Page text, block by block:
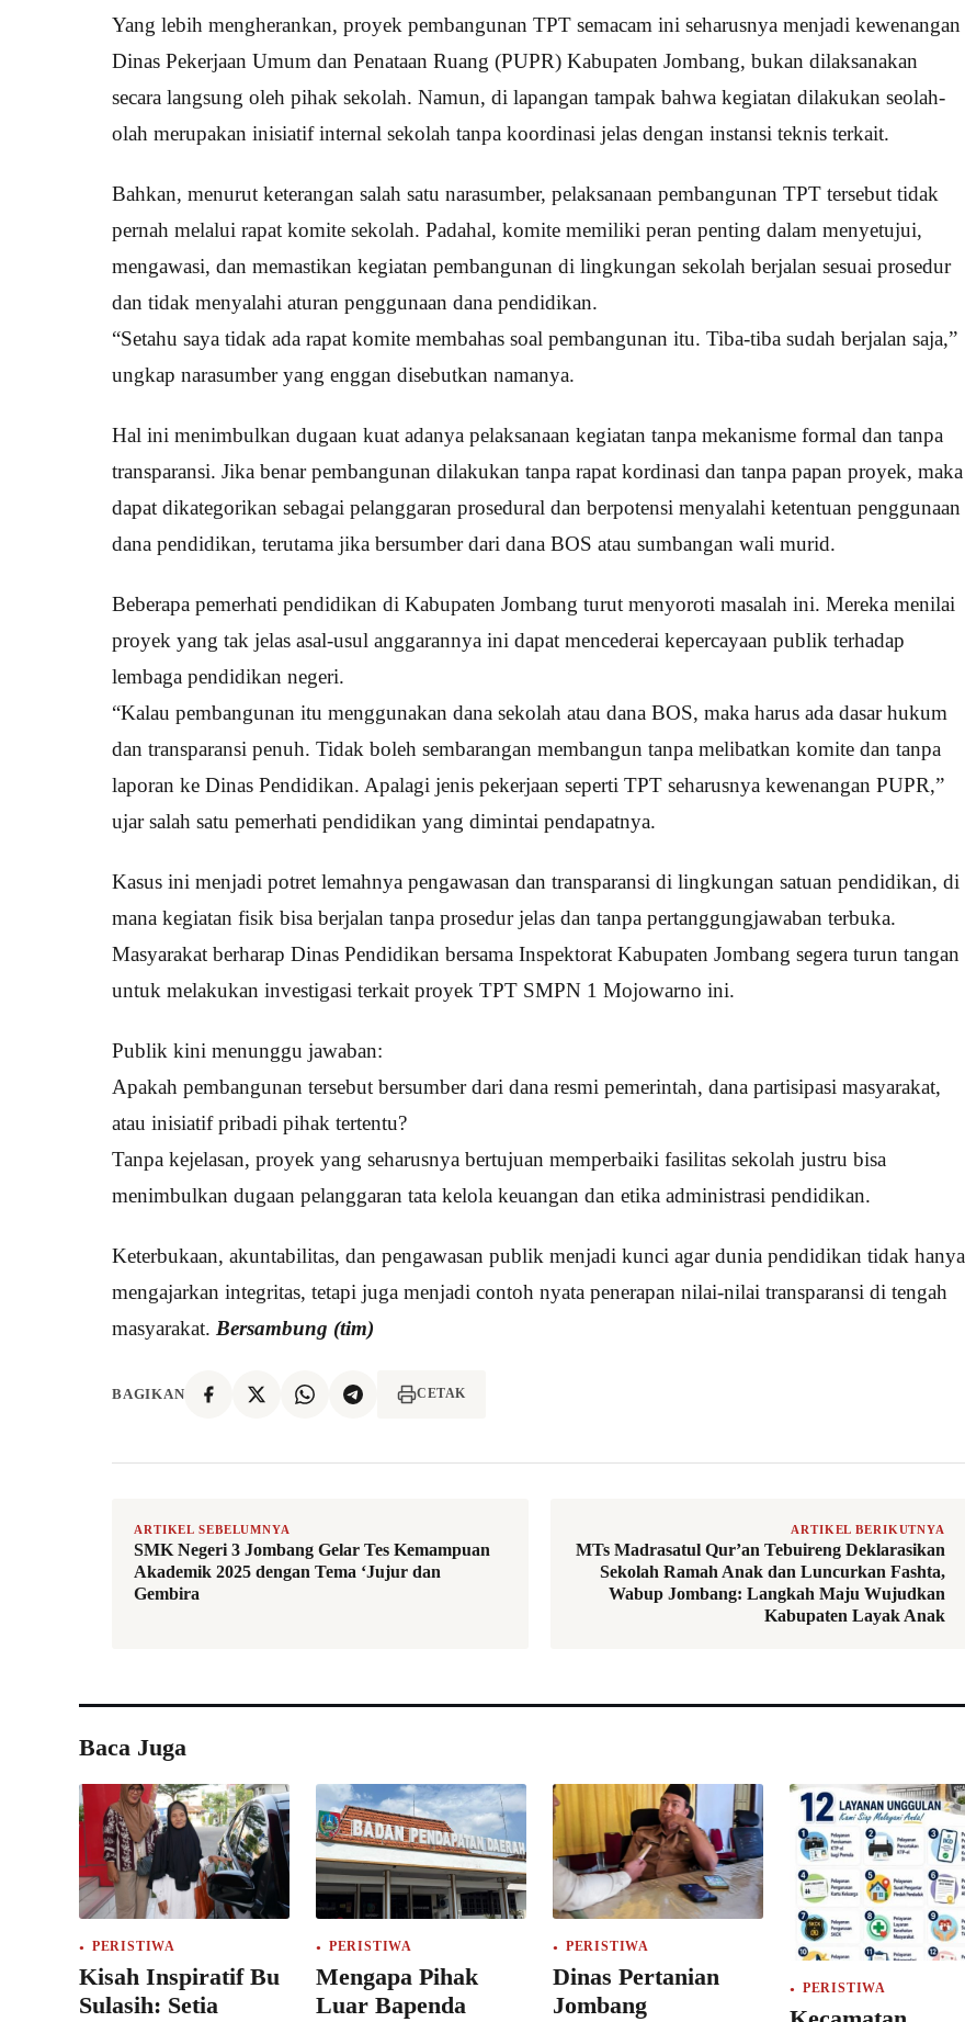
Yang lebih mengherankan, proyek pembangunan TPT semacam ini seharusnya menjadi kewenangan
Dinas Pekerjaan Umum dan Penataan Ruang (PUPR) Kabupaten Jombang, bukan dilaksanakan
secara langsung oleh pihak sekolah. Namun, di lapangan tampak bahwa kegiatan dilakukan seolah-
olah merupakan inisiatif internal sekolah tanpa koordinasi jelas dengan instansi teknis terkait.
Bahkan, menurut keterangan salah satu narasumber, pelaksanaan pembangunan TPT tersebut tidak
pernah melalui rapat komite sekolah. Padahal, komite memiliki peran penting dalam menyetujui,
mengawasi, dan memastikan kegiatan pembangunan di lingkungan sekolah berjalan sesuai prosedur
dan tidak menyalahi aturan penggunaan dana pendidikan.
“Setahu saya tidak ada rapat komite membahas soal pembangunan itu. Tiba-tiba sudah berjalan saja,”
ungkap narasumber yang enggan disebutkan namanya.
Hal ini menimbulkan dugaan kuat adanya pelaksanaan kegiatan tanpa mekanisme formal dan tanpa
transparansi. Jika benar pembangunan dilakukan tanpa rapat kordinasi dan tanpa papan proyek, maka
dapat dikategorikan sebagai pelanggaran prosedural dan berpotensi menyalahi ketentuan penggunaan
dana pendidikan, terutama jika bersumber dari dana BOS atau sumbangan wali murid.
Beberapa pemerhati pendidikan di Kabupaten Jombang turut menyoroti masalah ini. Mereka menilai
proyek yang tak jelas asal-usul anggarannya ini dapat mencederai kepercayaan publik terhadap
lembaga pendidikan negeri.
“Kalau pembangunan itu menggunakan dana sekolah atau dana BOS, maka harus ada dasar hukum
dan transparansi penuh. Tidak boleh sembarangan membangun tanpa melibatkan komite dan tanpa
laporan ke Dinas Pendidikan. Apalagi jenis pekerjaan seperti TPT seharusnya kewenangan PUPR,”
ujar salah satu pemerhati pendidikan yang dimintai pendapatnya.
Kasus ini menjadi potret lemahnya pengawasan dan transparansi di lingkungan satuan pendidikan, di
mana kegiatan fisik bisa berjalan tanpa prosedur jelas dan tanpa pertanggungjawaban terbuka.
Masyarakat berharap Dinas Pendidikan bersama Inspektorat Kabupaten Jombang segera turun tangan
untuk melakukan investigasi terkait proyek TPT SMPN 1 Mojowarno ini.
Publik kini menunggu jawaban:
Apakah pembangunan tersebut bersumber dari dana resmi pemerintah, dana partisipasi masyarakat,
atau inisiatif pribadi pihak tertentu?
Tanpa kejelasan, proyek yang seharusnya bertujuan memperbaiki fasilitas sekolah justru bisa
menimbulkan dugaan pelanggaran tata kelola keuangan dan etika administrasi pendidikan.
Keterbukaan, akuntabilitas, dan pengawasan publik menjadi kunci agar dunia pendidikan tidak hanya
mengajarkan integritas, tetapi juga menjadi contoh nyata penerapan nilai-nilai transparansi di tengah
masyarakat. Bersambung (tim)
BAGIKAN CETAK
ARTIKEL SEBELUMNYA
SMK Negeri 3 Jombang Gelar Tes Kemampuan
Akademik 2025 dengan Tema ‘Jujur dan
Gembira
ARTIKEL BERIKUTNYA
MTs Madrasatul Qur’an Tebuireng Deklarasikan
Sekolah Ramah Anak dan Luncurkan Fashta,
Wabup Jombang: Langkah Maju Wujudkan
Kabupaten Layak Anak
Baca Juga
PERISTIWA
Kisah Inspiratif Bu
Sulasih: Setia
PERISTIWA
Mengapa Pihak
Luar Bapenda
PERISTIWA
Dinas Pertanian
Jombang
PERISTIWA